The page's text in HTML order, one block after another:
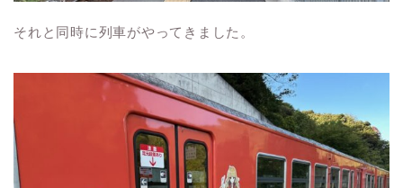
それと同時に列車がやってきました。